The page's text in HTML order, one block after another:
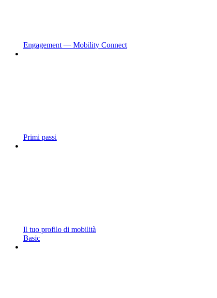
Engagement — Mobility Connect
Primi passi
Il tuo profilo di mobilità
Basic